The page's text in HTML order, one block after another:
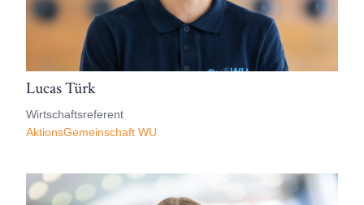
Lucas Türk
Wirtschaftsreferent
AktionsGemeinschaft WU